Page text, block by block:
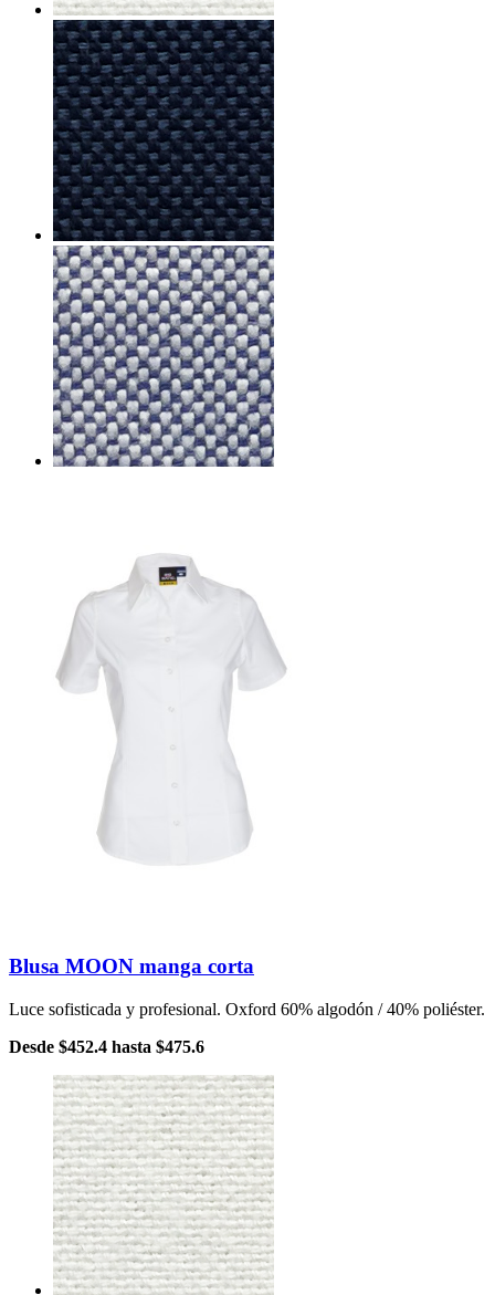
Blusa MOON manga corta
Luce sofisticada y profesional. Oxford 60% algodón / 40% poliéster.
Desde $452.4 hasta $475.6